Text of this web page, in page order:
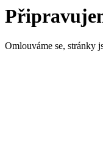
Omlouváme se, stránky